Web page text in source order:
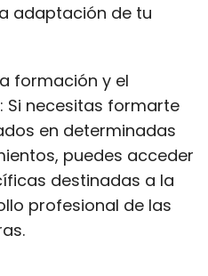
adaptación de tu
formación y el
Si necesitas formarte
en determinadas
puedes acceder
destinadas a la
profesional de las